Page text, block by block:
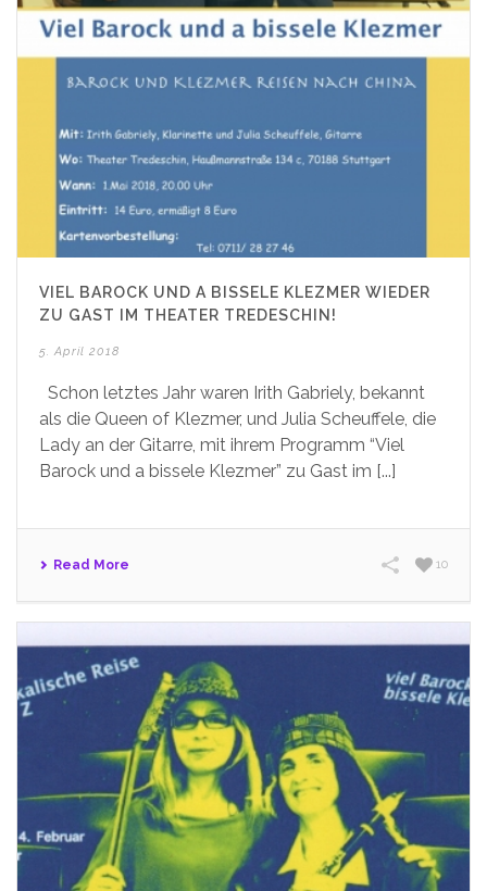
VIEL BAROCK UND A BISSELE KLEZMER WIEDER
ZU GAST IM THEATER TREDESCHIN!
5. April 2018
Schon letztes Jahr waren Irith Gabriely, bekannt
als die Queen of Klezmer, und Julia Scheuffele, die
Lady an der Gitarre, mit ihrem Programm “Viel
Barock und a bissele Klezmer” zu Gast im [...]
Read More 10